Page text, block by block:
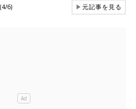
6) ▶元記事を見る